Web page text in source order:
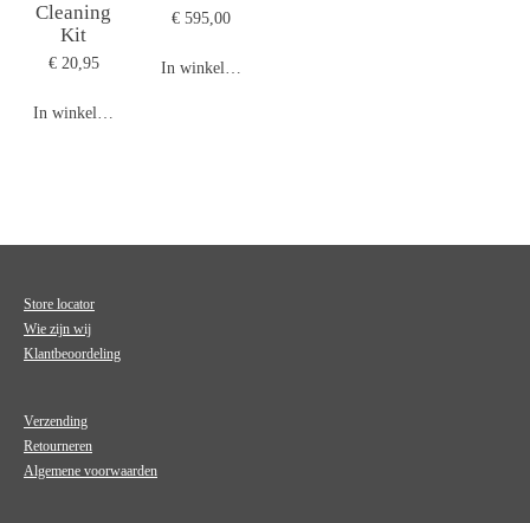
Cleaning
Kit
€ 20,95
In winkelwagen
€ 595,00
In winkelwagen
Store locator
Wie zijn wij
Klantbeoordeling
Verzending
Retourneren
Algemene voorwaarden